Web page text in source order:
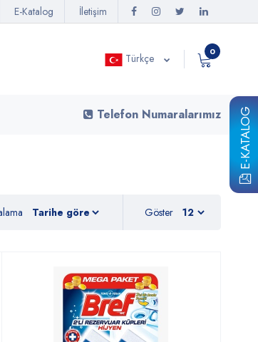
E-KATALOG
E-Katalog İletişim
0
Türkçe
Telefon Numaralarımız
Göster